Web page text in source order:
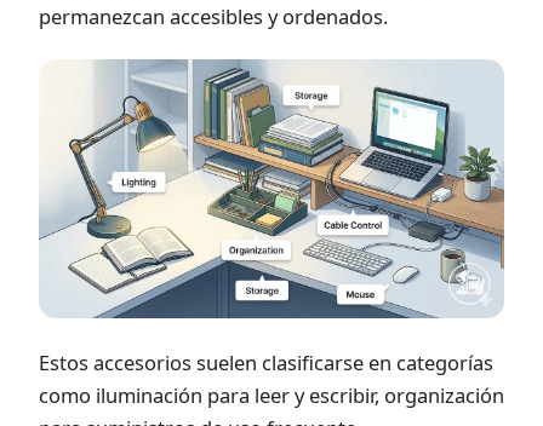
permanezcan accesibles y ordenados.
Estos accesorios suelen clasificarse en categorías
como iluminación para leer y escribir, organización